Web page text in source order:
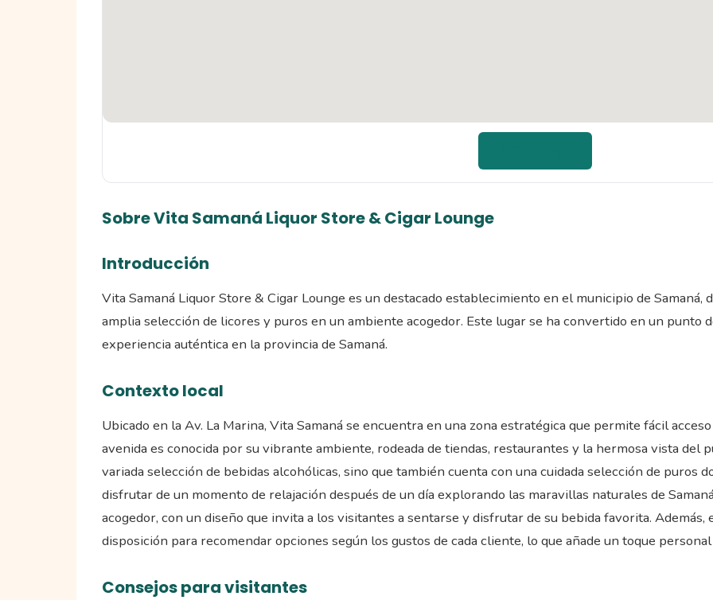
Sobre Vita Samaná Liquor Store & Cigar Lounge
Introducción
Vita Samaná Liquor Store & Cigar Lounge es un destacado establecimiento en el municipio de
amplia selección de licores y puros en un ambiente acogedor. Este lugar se ha convertido en un punto
experiencia auténtica en la provincia de Samaná.
Contexto local
Ubicado en la Av. La Marina, Vita Samaná se encuentra en una zona estratégica que permite fácil
avenida es conocida por su vibrante ambiente, rodeada de tiendas, restaurantes y la hermosa vista del
variada selección de bebidas alcohólicas, sino que también cuenta con una cuidada selección de puros
disfrutar de un momento de relajación después de un día explorando las maravillas naturales de
acogedor, con un diseño que invita a los visitantes a sentarse y disfrutar de su bebida favorita.
disposición para recomendar opciones según los gustos de cada cliente, lo que añade un toque
Consejos para visitantes